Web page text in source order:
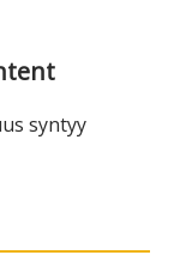
syntyy